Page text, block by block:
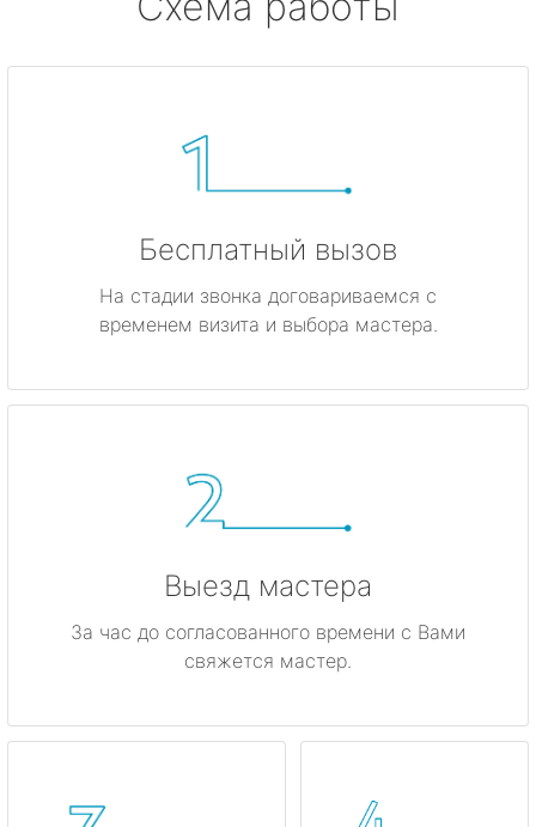
Бесплатный вызов
На стадии звонка договариваемся с
временем визита и выбора мастера.
Выезд мастера
За час до согласованного времени с Вами
свяжется мастер.